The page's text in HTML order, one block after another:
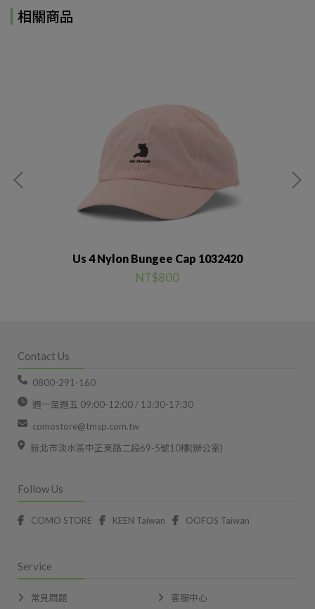
相關商品
Us 4 Nylon Bungee Cap 1032420
NT$800
Contact Us
0800-291-160
週一至週五 09:00-12:00 / 13:30-17:30
comostore@tmsp.com.tw
新北市淡水區中正東路二段69-5號10樓(辦公室)
Follow Us
COMO STORE KEEN Taiwan OOFOS Taiwan
Service
常見問題 客服中心